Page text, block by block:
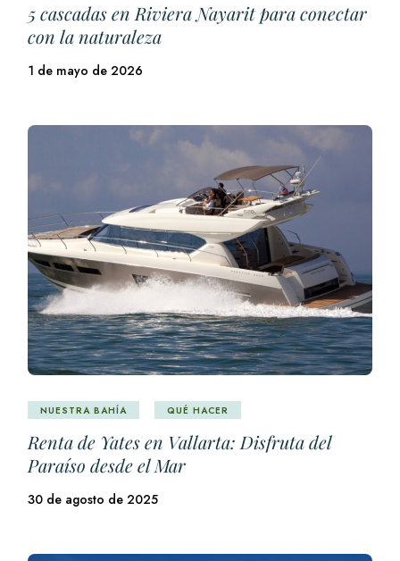
5 cascadas en Riviera Nayarit para conectar
con la naturaleza
1 de mayo de 2026
NUESTRA BAHÍA QUÉ HACER
Renta de Yates en Vallarta: Disfruta del
Paraíso desde el Mar
30 de agosto de 2025